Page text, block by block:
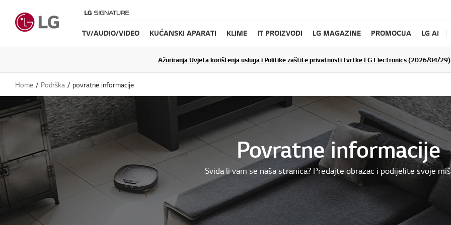
TV/AUDIO/VIDEO KUĆANSKI APARATI KLIME IT PROIZVODI LG MAGAZINE PROMOCIJA LG AI
Ažuriranja Uvjeta korištenja usluga i Politike zaštite privatnosti tvrtke LG Electronics (2026/04/29)
Home Podrška povratne informacije
Povratne informacije
Sviđa li vam se naša stranica? Predajte obrazac i podijelite svoje